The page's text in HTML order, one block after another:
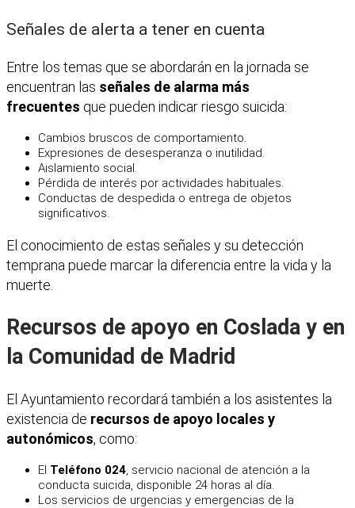
Señales de alerta a tener en cuenta
Entre los temas que se abordarán en la jornada se
encuentran las señales de alarma más
frecuentes que pueden indicar riesgo suicida:
Cambios bruscos de comportamiento.
Expresiones de desesperanza o inutilidad.
Aislamiento social.
Pérdida de interés por actividades habituales.
Conductas de despedida o entrega de objetos
significativos.
El conocimiento de estas señales y su detección
temprana puede marcar la diferencia entre la vida y la
muerte.
Recursos de apoyo en Coslada y en
la Comunidad de Madrid
El Ayuntamiento recordará también a los asistentes la
existencia de recursos de apoyo locales y
autonómicos, como:
El Teléfono 024, servicio nacional de atención a la
conducta suicida, disponible 24 horas al día.
Los servicios de urgencias y emergencias de la